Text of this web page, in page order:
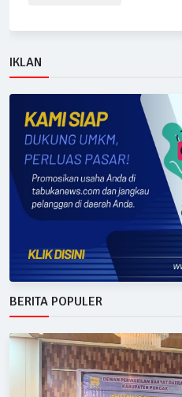
IKLAN
BERITA POPULER